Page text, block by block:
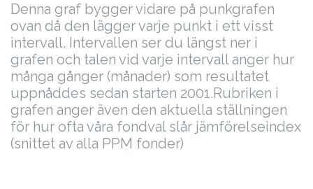
Denna graf bygger vidare på punkgrafen
ovan då den lägger varje punkt i ett visst
intervall. Intervallen ser du längst ner i
grafen och talen vid varje intervall anger hur
många gånger (månader) som resultatet
uppnåddes sedan starten 2001.Rubriken i
grafen anger även den aktuella ställningen
för hur ofta våra fondval slår jämförelseindex
(snittet av alla PPM fonder)